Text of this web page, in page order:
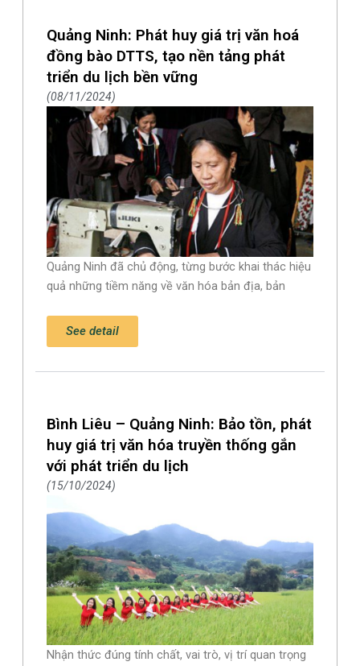
Quảng Ninh: Phát huy giá trị văn hoá
đồng bào DTTS, tạo nền tảng phát
triển du lịch bền vững
08/11/2024
Quảng Ninh đã chủ động, từng bước khai thác hiệu
quả những tiềm năng về văn hóa bản địa, bản
See detail
Bình Liêu – Quảng Ninh: Bảo tồn, phát
huy giá trị văn hóa truyền thống gắn
với phát triển du lịch
15/10/2024
Nhận thức đúng tính chất, vai trò, vị trí quan trọng